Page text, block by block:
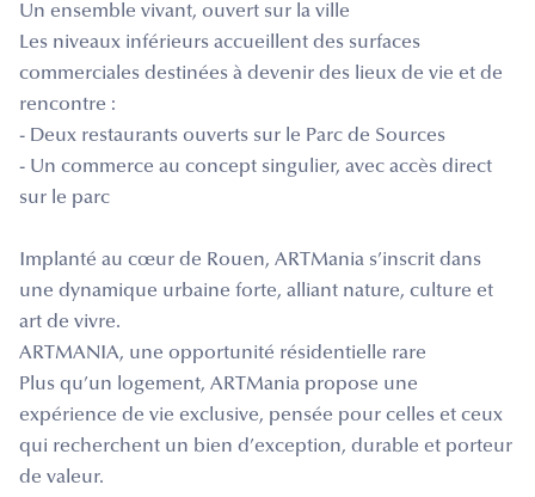
Un ensemble vivant, ouvert sur la ville
Les niveaux inférieurs accueillent des surfaces
commerciales destinées à devenir des lieux de vie et de
rencontre :
- Deux restaurants ouverts sur le Parc de Sources
- Un commerce au concept singulier, avec accès direct
sur le parc
Implanté au cœur de Rouen, ARTMania s’inscrit dans
une dynamique urbaine forte, alliant nature, culture et
art de vivre.
ARTMANIA, une opportunité résidentielle rare
Plus qu’un logement, ARTMania propose une
expérience de vie exclusive, pensée pour celles et ceux
qui recherchent un bien d’exception, durable et porteur
de valeur.